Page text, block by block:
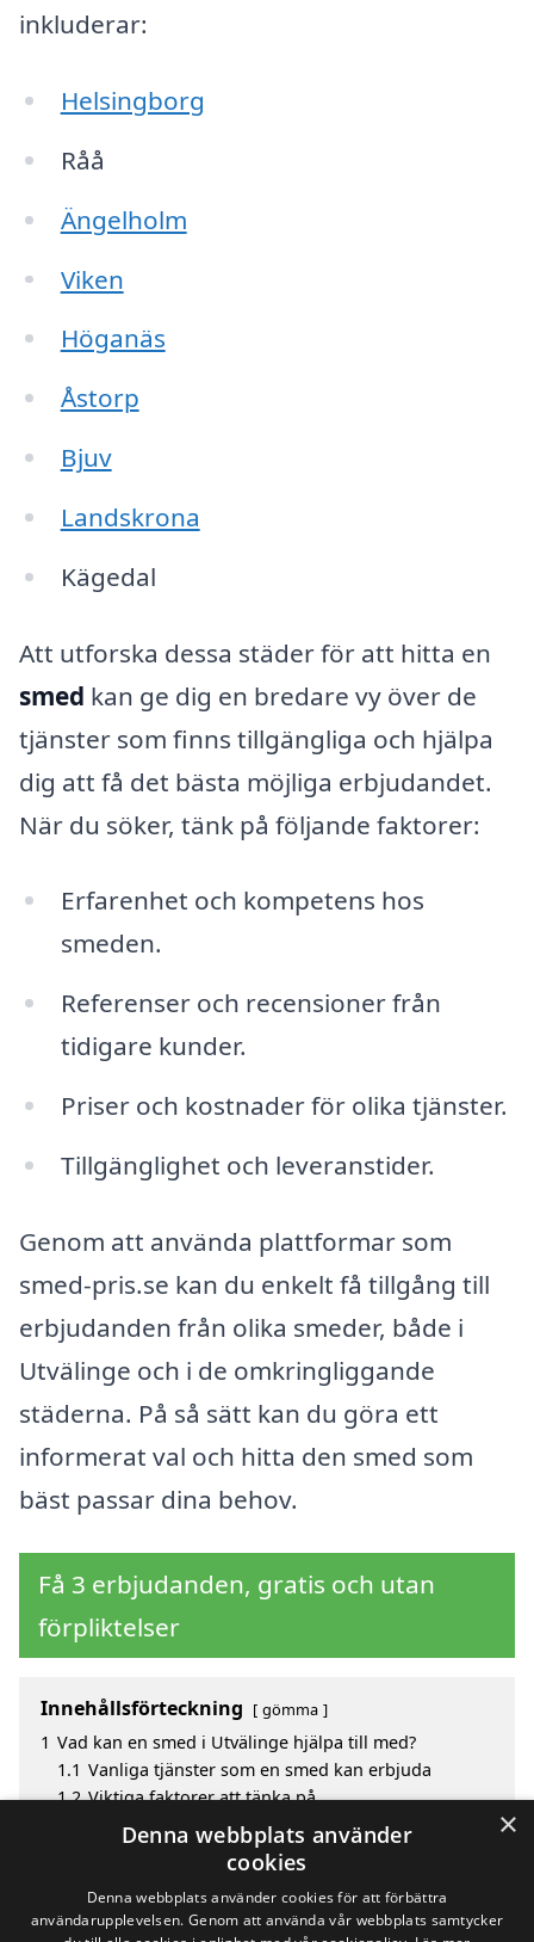
inkluderar:
Helsingborg
Råå
Ängelholm
Viken
Höganäs
Åstorp
Bjuv
Landskrona
Kägedal
Att utforska dessa städer för att hitta en
smed kan ge dig en bredare vy över de
tjänster som finns tillgängliga och hjälpa
dig att få det bästa möjliga erbjudandet.
När du söker, tänk på följande faktorer:
Erfarenhet och kompetens hos
smeden.
Referenser och recensioner från
tidigare kunder.
Priser och kostnader för olika tjänster.
Tillgänglighet och leveranstider.
Genom att använda plattformar som
smed-pris.se kan du enkelt få tillgång till
erbjudanden från olika smeder, både i
Utvälinge och i de omkringliggande
städerna. På så sätt kan du göra ett
informerat val och hitta den smed som
bäst passar dina behov.
Få 3 erbjudanden, gratis och utan
förpliktelser
Innehållsförteckning gömma
1 Vad kan en smed i Utvälinge hjälpa till med?
1.1 Vanliga tjänster som en smed kan erbjuda
1.2 Viktiga faktorer att tänka på
Hur mycket kostar en smed i Utvälinge?
Sök efter en skicklig smed i de omgivande städerna
×
Denna webbplats använder
cookies
Denna webbplats använder cookies för att förbättra
användarupplevelsen. Genom att använda vår webbplats samtycker